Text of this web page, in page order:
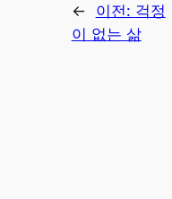
← 이전: 걱정
이 없는 삶